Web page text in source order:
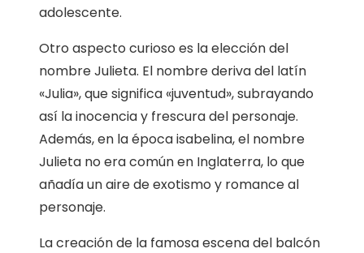
adolescente.
Otro aspecto curioso es la elección del
nombre Julieta. El nombre deriva del latín
«Julia», que significa «juventud», subrayando
así la inocencia y frescura del personaje.
Además, en la época isabelina, el nombre
Julieta no era común en Inglaterra, lo que
añadía un aire de exotismo y romance al
personaje.
La creación de la famosa escena del balcón